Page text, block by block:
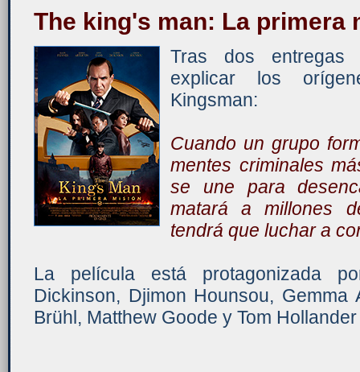
The king's man: La primera
Tras dos entregas
explicar los
Kingsman:
Cuando un grupo
mentes criminales
se une para
matará a millones
tendrá que luchar a
La película está protagonizada
Dickinson, Djimon Hounsou, Gemma
Brühl, Matthew Goode y Tom